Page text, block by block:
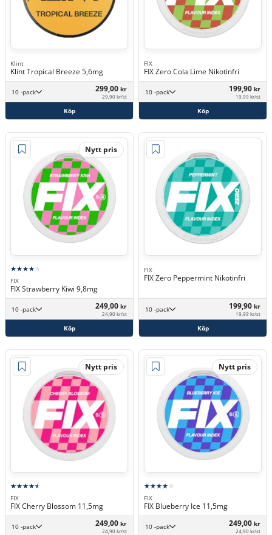
Klint
Klint Tropical Breeze 5,6mg
10 -pack 299,00 kr
29,90 kr/st
Köp
FIX
FIX Zero Cola Lime Nikotinfri
10 -pack 199,90 kr
19,99 kr/st
Köp
Nytt pris
FIX
FIX Strawberry Kiwi 9,8mg
10 -pack 249,00 kr
24,90 kr/st
Köp
FIX
FIX Zero Peppermint Nikotinfri
10 -pack 199,90 kr
19,99 kr/st
Köp
Nytt pris
FIX
FIX Cherry Blossom 11,5mg
10 -pack 249,00 kr
24,90 kr/st
Nytt pris
FIX
FIX Blueberry Ice 11,5mg
10 -pack 249,00 kr
24,90 kr/st